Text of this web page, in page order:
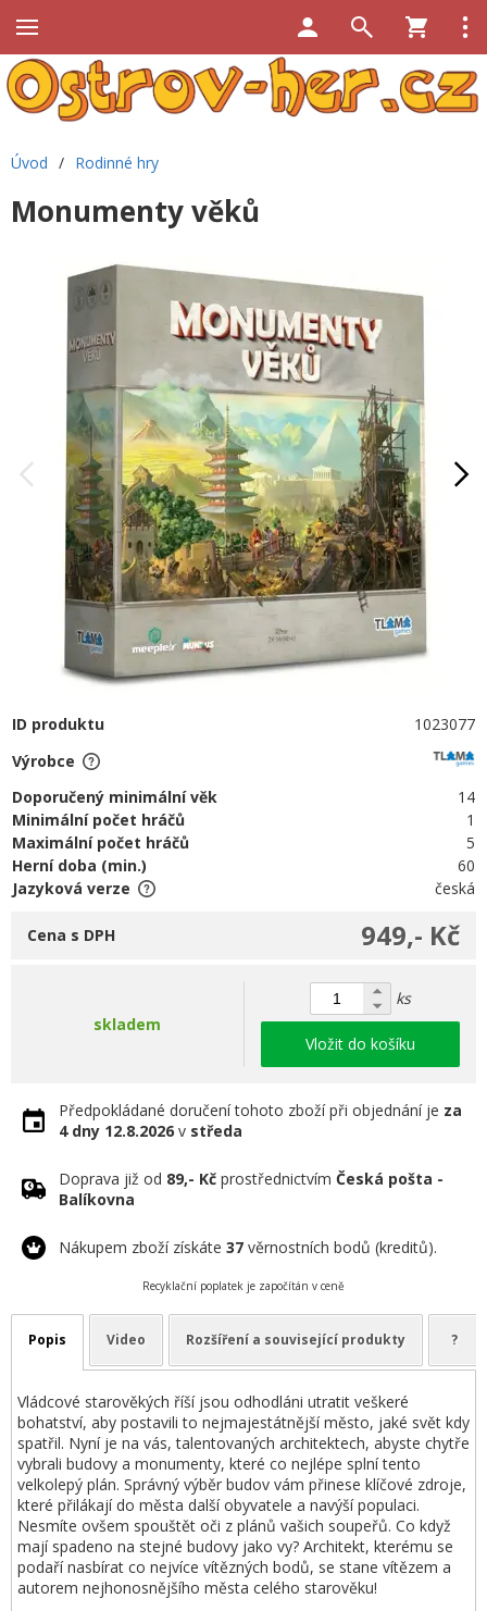
Úvod / Rodinné hry
Monumenty věků
ID produktu
1023077
Výrobce
Doporučený minimální věk
14
Minimální počet hráčů
1
Maximální počet hráčů
5
Herní doba (min.)
60
Jazyková verze
česká
949,- Kč
Cena s DPH
skladem
ks
Vložit do košíku
Předpokládané doručení tohoto zboží při objednání je za
4 dny 12.8.2026 v středa
Doprava již od 89,- Kč prostřednictvím Česká pošta -
Balíkovna
Nákupem zboží získáte 37 věrnostních bodů (kreditů).
Recyklační poplatek je započítán v ceně
Popis Video Rozšíření a související produkty ?
Vládcové starověkých říší jsou odhodláni utratit veškeré
bohatství, aby postavili to nejmajestátnější město, jaké svět kdy
spatřil. Nyní je na vás, talentovaných architektech, abyste chytře
vybrali budovy a monumenty, které co nejlépe splní tento
velkolepý plán. Správný výběr budov vám přinese klíčové zdroje,
které přilákají do města další obyvatele a navýší populaci.
Nesmíte ovšem spouštět oči z plánů vašich soupeřů. Co když
mají spadeno na stejné budovy jako vy? Architekt, kterému se
podaří nasbírat co nejvíce vítězných bodů, se stane vítězem a
autorem nejhonosnějšího města celého starověku!